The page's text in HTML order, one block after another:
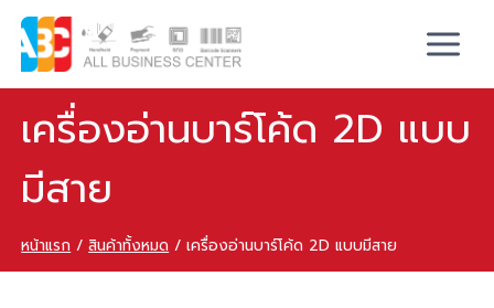
เครื่องอ่านบาร์โค้ด 2D แบบ
มีสาย
หน้าแรก / สินค้าทั้งหมด / เครื่องอ่านบาร์โค้ด 2D แบบมีสาย